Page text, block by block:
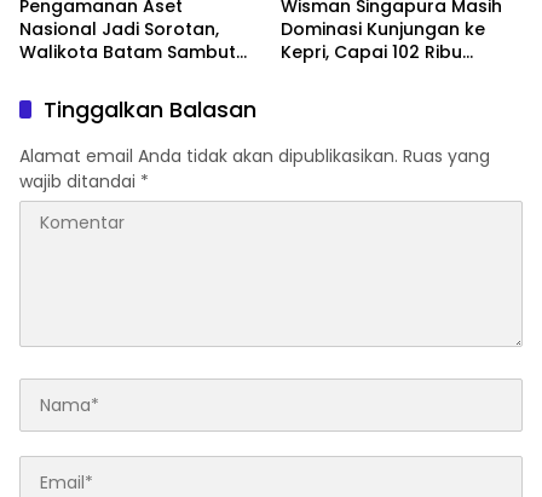
Pengamanan Aset
Nasional Jadi Sorotan,
Walikota Batam Sambut
Kepri
Wisman Singapura Masih
Dominasi Kunjungan ke
Kepri, Capai 102 Ribu
Tinggalkan Balasan
Alamat email Anda tidak akan dipublikasikan. Ruas yang
wajib ditandai *